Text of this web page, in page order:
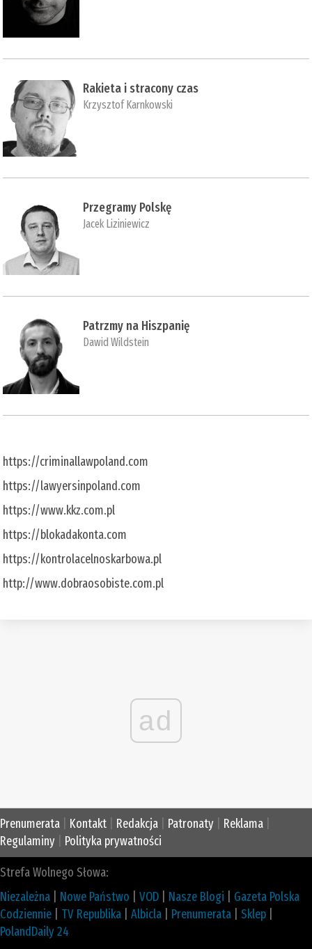
Rakieta i stracony czas
Krzysztof Karnkowski
Przegramy Polskę
Jacek Liziniewicz
Patrzmy na Hiszpanię
Dawid Wildstein
https://criminallawpoland.com
https://lawyersinpoland.com
https://www.kkz.com.pl
https://blokadakonta.com
https://kontrolacelnoskarbowa.pl
http://www.dobraosobiste.com.pl
ad
Prenumerata Kontakt Redakcja Patronaty Reklama
Regulaminy
Polityka prywatności
Strefa Wolnego Słowa:
Niezależna
Nowe Państwo VOD Nasze Blogi
Gazeta Polska
Codziennie
TV Republika Albicla Prenumerata Sklep
PolandDaily 24